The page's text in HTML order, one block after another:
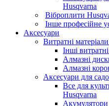
Husqvarna
Віброплити
Інше професійне
Аксесуари
Витратні
Інші
Алмазні
Алмазні
Аксесуари для
Все для
Husqvarna
Акумулятори